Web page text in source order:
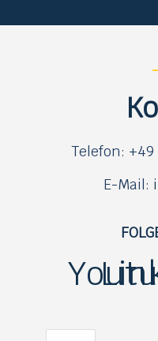
Telefon:
E-Mail: